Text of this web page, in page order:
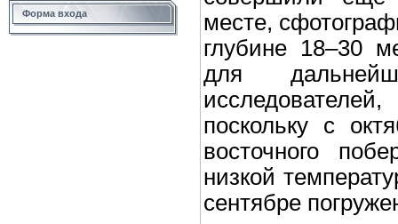
Форма входа
месте,
глубине 18–30
для
поскольку с
восточного
низкой
сентябре